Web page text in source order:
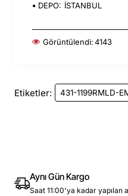
DEPO: İSTANBUL
Görüntülendi:4143
Etiketler: 431-1199RMLD-
Aynı Gün Kargo
Saat 11:00'ya kadar yapılan